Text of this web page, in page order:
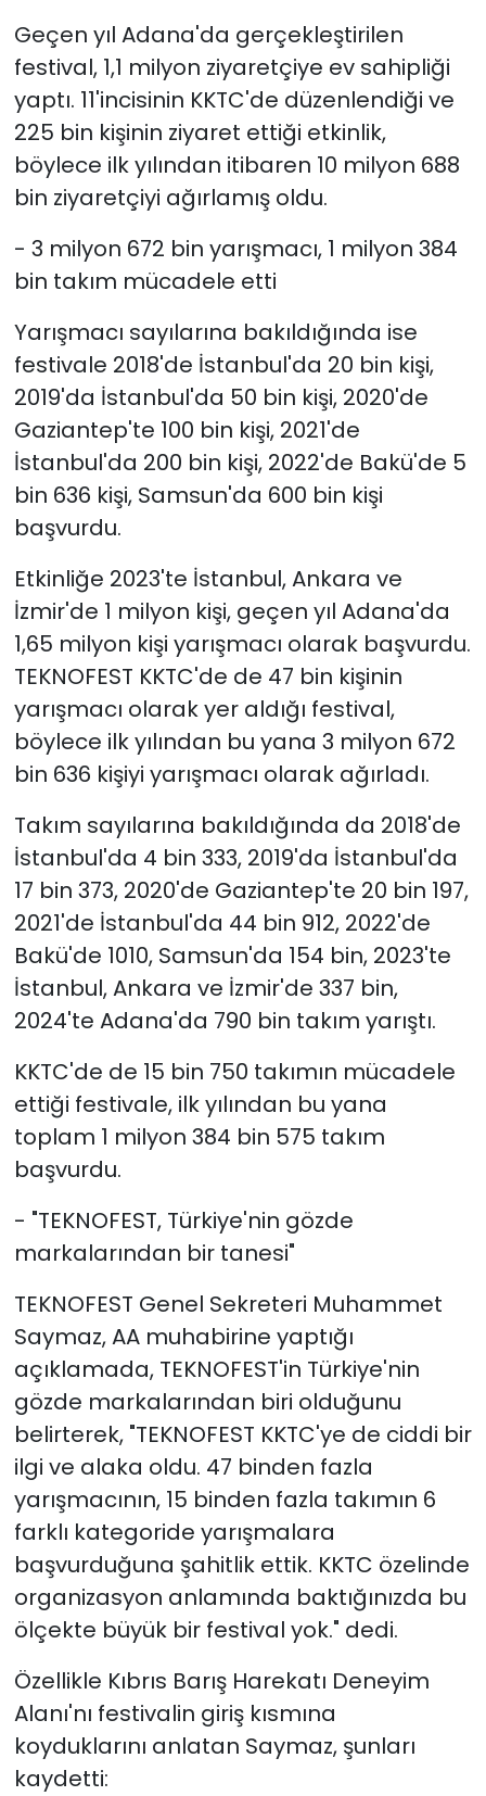
Geçen yıl Adana'da gerçekleştirilen
festival, 1,1 milyon ziyaretçiye ev sahipliği
yaptı. 11'incisinin KKTC'de düzenlendiği ve
225 bin kişinin ziyaret ettiği etkinlik,
böylece ilk yılından itibaren 10 milyon 688
bin ziyaretçiyi ağırlamış oldu.
- 3 milyon 672 bin yarışmacı, 1 milyon 384
bin takım mücadele etti
Yarışmacı sayılarına bakıldığında ise
festivale 2018'de İstanbul'da 20 bin kişi,
2019'da İstanbul'da 50 bin kişi, 2020'de
Gaziantep'te 100 bin kişi, 2021'de
İstanbul'da 200 bin kişi, 2022'de Bakü'de 5
bin 636 kişi, Samsun'da 600 bin kişi
başvurdu.
Etkinliğe 2023'te İstanbul, Ankara ve
İzmir'de 1 milyon kişi, geçen yıl Adana'da
1,65 milyon kişi yarışmacı olarak başvurdu.
TEKNOFEST KKTC'de de 47 bin kişinin
yarışmacı olarak yer aldığı festival,
böylece ilk yılından bu yana 3 milyon 672
bin 636 kişiyi yarışmacı olarak ağırladı.
Takım sayılarına bakıldığında da 2018'de
İstanbul'da 4 bin 333, 2019'da İstanbul'da
17 bin 373, 2020'de Gaziantep'te 20 bin 197,
2021'de İstanbul'da 44 bin 912, 2022'de
Bakü'de 1010, Samsun'da 154 bin, 2023'te
İstanbul, Ankara ve İzmir'de 337 bin,
2024'te Adana'da 790 bin takım yarıştı.
KKTC'de de 15 bin 750 takımın mücadele
ettiği festivale, ilk yılından bu yana
toplam 1 milyon 384 bin 575 takım
başvurdu.
- "TEKNOFEST, Türkiye'nin gözde
markalarından bir tanesi"
TEKNOFEST Genel Sekreteri Muhammet
Saymaz, AA muhabirine yaptığı
açıklamada, TEKNOFEST'in Türkiye'nin
gözde markalarından biri olduğunu
belirterek, "TEKNOFEST KKTC'ye de ciddi bir
ilgi ve alaka oldu. 47 binden fazla
yarışmacının, 15 binden fazla takımın 6
farklı kategoride yarışmalara
başvurduğuna şahitlik ettik. KKTC özelinde
organizasyon anlamında baktığınızda bu
ölçekte büyük bir festival yok." dedi.
Özellikle Kıbrıs Barış Harekatı Deneyim
Alanı'nı festivalin giriş kısmına
koyduklarını anlatan Saymaz, şunları
kaydetti: